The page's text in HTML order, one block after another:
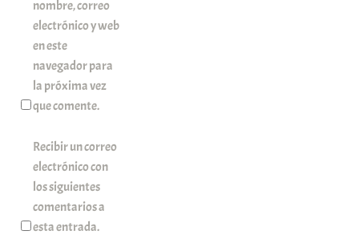
nombre, correo
electrónico y web
en este
navegador para
la próxima vez
que comente.
Recibir un correo
electrónico con
los siguientes
comentarios a
esta entrada.